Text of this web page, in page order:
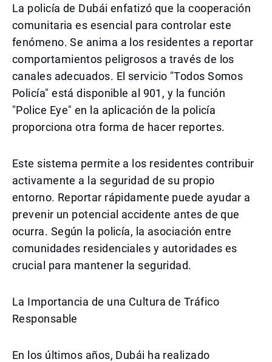
La policía de Dubái enfatizó que la cooperación
comunitaria es esencial para controlar este
fenómeno. Se anima a los residentes a reportar
comportamientos peligrosos a través de los
canales adecuados. El servicio "Todos Somos
Policía" está disponible al 901, y la función
"Police Eye" en la aplicación de la policía
proporciona otra forma de hacer reportes.
Este sistema permite a los residentes contribuir
activamente a la seguridad de su propio
entorno. Reportar rápidamente puede ayudar a
prevenir un potencial accidente antes de que
ocurra. Según la policía, la asociación entre
comunidades residenciales y autoridades es
crucial para mantener la seguridad.
La Importancia de una Cultura de Tráfico
Responsable
En los últimos años, Dubái ha realizado